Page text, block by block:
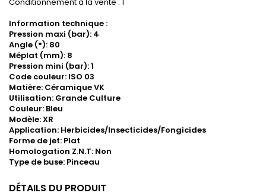
Conditionnement à la vente : 1
Information technique :
Pression maxi (bar): 4
Angle (°): 80
Méplat (mm): 8
Pression mini (bar): 1
Code couleur: ISO 03
Matière: Céramique VK
Utilisation: Grande Culture
Couleur: Bleu
Modèle: XR
Application: Herbicides/Insecticides/Fongicides
Forme de jet: Plat
Homologation Z.N.T: Non
Type de buse: Pinceau
DÉTAILS DU PRODUIT